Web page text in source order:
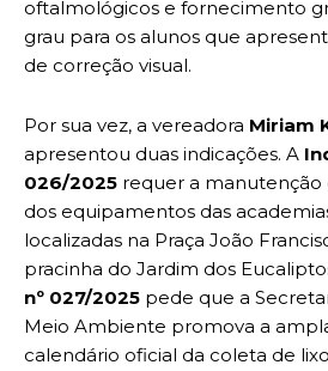
oftalmológicos e fornecimento
grau para os alunos que
de correção visual.
Por sua vez, a vereadora Miriam
apresentou duas indicações. A
026/2025 requer a manutenção
dos equipamentos das
localizadas na Praça João
pracinha do Jardim dos
nº 027/2025 pede que a
Meio Ambiente promova a
calendário oficial da coleta de